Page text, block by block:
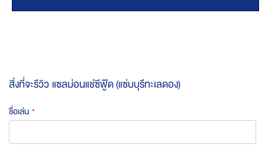
สิ่งที่จะรีวิว แซลม่อนแช่ซีฟู๊ด (แซ่บบุรีทะเลดอง)
ชื่อเล่น